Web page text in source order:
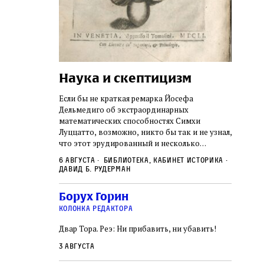
ко всей
иврит,
смысл и
и
как
Перед нами
Наука и скептицизм
Если бы не краткая ремарка Йосефа
Дельмедиго об экстраординарных
математических способностях Симхи
Луццатто, возможно, никто бы так и не узнал,
что этот эрудированный и несколько
какое‑то отношение к научной деятельности.
из раввинов Венеции
6 августа
Библиотека, кабинет историка
Давид Б. Рудерман
Борух Горин
колонка редактора
Двар Тора. Реэ: Ни прибавить, ни убавить!
3 августа